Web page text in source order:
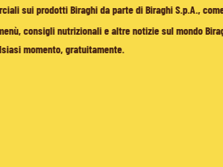
sui prodotti Biraghi da parte di Biraghi S.p.A.,
consigli nutrizionali e altre notizie sul mondo
momento, gratuitamente.